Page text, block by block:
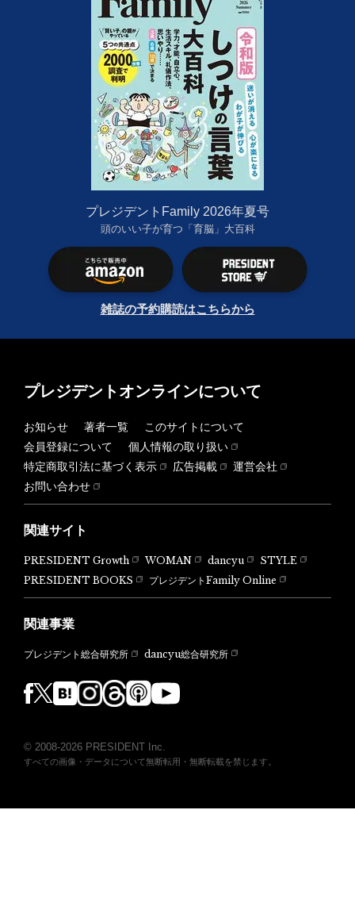
プレジデントFamily 2026年夏号
頭のいい子が育つ「育脳」大百科
雑誌の予約購読はこちらから
プレジデントオンラインについて
お知らせ 著者一覧
このサイトについて
会員登録について
個人情報の取り扱い
特定商取引法に基づく表示
広告掲載
運営会社
お問い合わせ
関連サイト
PRESIDENT Growth WOMAN dancyu
STYLE
PRESIDENT BOOKS
プレジデントFamily Online
関連事業
プレジデント総合研究所 dancyu総合研究所
© 2008-2026 PRESIDENT Inc.
すべての画像・データについて無断転用・無断転載を禁じます。